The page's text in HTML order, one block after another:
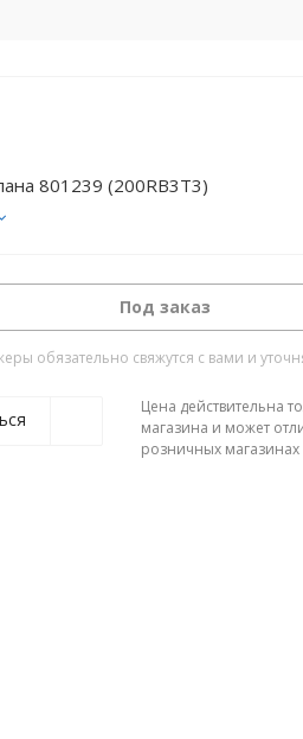
801239 (200RB3T3)
Под заказ
обязательно свяжутся с вами и
Цена действительна
магазина и может
розничных магазинах